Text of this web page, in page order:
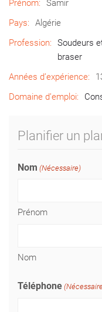
Prénom:
Samir
Pays:
Algérie
Profession:
Soudeurs
braser
Années d’expérience:
Domaine d’emploi:
Planifier un
Nom (Nécessaire)
Prénom
Nom
Téléphone